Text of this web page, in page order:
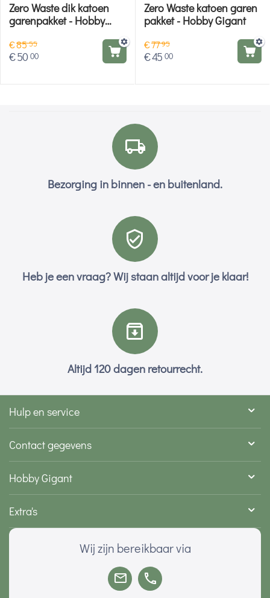
Zero Waste dik katoen
garenpakket - Hobby
€8555
€5000
Zero Waste katoen garen
pakket - Hobby Gigant
€7795
€45 00
Bezorging in binnen - en buitenland.
Heb je een vraag? Wij staan altijd voor je klaar!
Altijd 120 dagen retourrecht.
Hulp en service
Contact gegevens
Hobby Gigant
Extra's
Wij zijn bereikbaar via